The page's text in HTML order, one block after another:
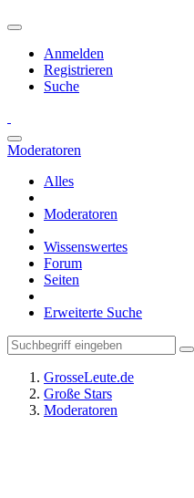
Anmelden
Registrieren
Suche
Moderatoren
Alles
Moderatoren
Wissenswertes
Forum
Seiten
Erweiterte Suche
GrosseLeute.de
Große Stars
Moderatoren